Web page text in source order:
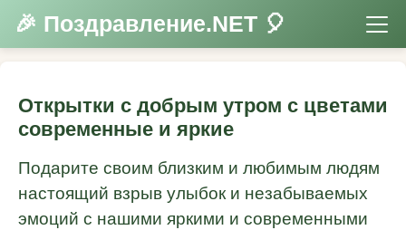
🎉 Поздравление.NET 🎈
Открытки с добрым утром с цветами
современные и яркие
Подарите своим близким и любимым людям
настоящий взрыв улыбок и незабываемых
эмоций с нашими яркими и современными